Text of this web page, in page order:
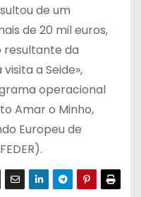
de um
de 20 mil euros,
resultante da
a Seide»,
operacional
Amar o Minho,
Europeu de